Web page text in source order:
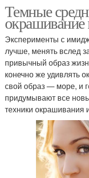
Темные
окрашивание
Эксперименты с
лучше, менять вслед
привычный образ
конечно же удивлять
свой образ — море, и
придумывают все
техники окрашивания